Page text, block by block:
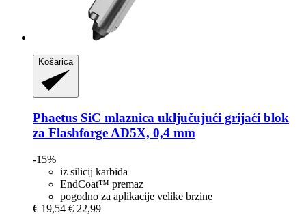
Košarica
Phaetus SiC mlaznica uključujući grijaći blok
za Flashforge AD5X, 0,4 mm
-15%
iz silicij karbida
EndCoat™ premaz
pogodno za aplikacije velike brzine
€ 19,54 € 22,99